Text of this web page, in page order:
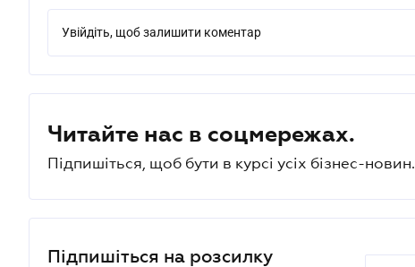
Увійдіть, щоб залишити коментар
Читайте нас в соцмережах.
Підпишіться, щоб бути в курсі усіх бізнес-новин.
Підпишіться на розсилку